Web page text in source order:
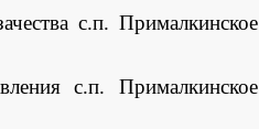
с.п. Прималкинское
с.п. Прималкинское